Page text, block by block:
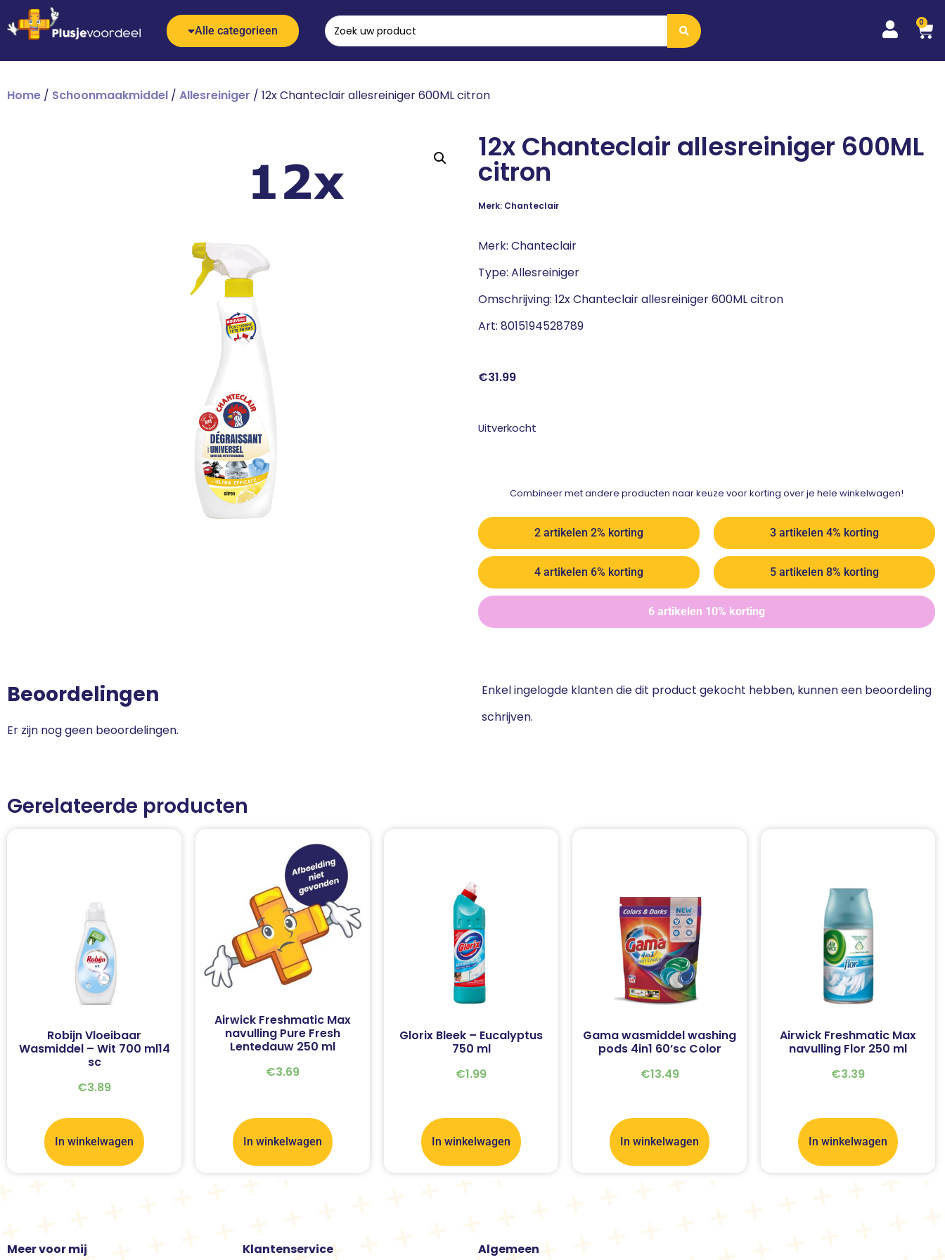
Alle categorieen
0
Home / Schoonmaakmiddel / Allesreiniger / 12x Chanteclair allesreiniger 600ML citron
12x Chanteclair allesreiniger 600ML
citron
Merk: Chanteclair
Merk: Chanteclair
Type: Allesreiniger
Omschrijving: 12x Chanteclair allesreiniger 600ML citron
Art: 8015194528789
€31.99
Uitverkocht
Combineer met andere producten naar keuze voor korting over je hele winkelwagen!
2 artikelen 2% korting 3 artikelen 4% korting
4 artikelen 6% korting 5 artikelen 8% korting
6 artikelen 10% korting
Beoordelingen
Er zijn nog geen beoordelingen.
Enkel ingelogde klanten die dit product gekocht hebben, kunnen een beoordeling
schrijven.
Gerelateerde producten
Robijn Vloeibaar
Wasmiddel – Wit 700 ml14
sc
€3.89
In winkelwagen
Airwick Freshmatic Max
navulling Pure Fresh
Lentedauw 250 ml
€3.69
In winkelwagen
Glorix Bleek – Eucalyptus
750 ml
€1.99
In winkelwagen
Gama wasmiddel washing
pods 4in1 60’sc Color
€13.49
In winkelwagen
Airwick Freshmatic Max
navulling Flor 250 ml
€3.39
In winkelwagen
Meer voor mij Klantenservice Algemeen